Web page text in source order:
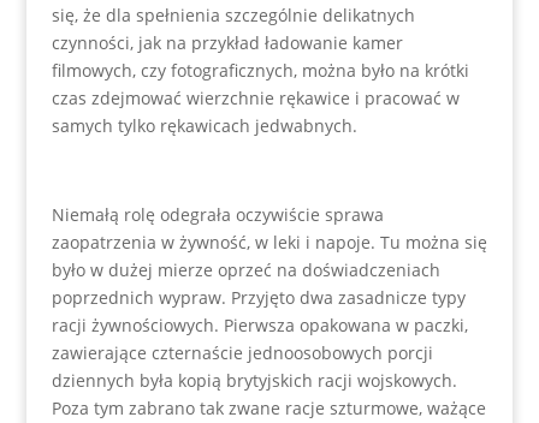
się, że dla spełnienia szczególnie delikatnych
czynności, jak na przykład ładowanie kamer
filmowych, czy fotograficznych, można było na krótki
czas zdejmować wierzchnie rękawice i pracować w
samych tylko rękawicach jedwabnych.
Niemałą rolę odegrała oczywiście sprawa
zaopatrzenia w żywność, w leki i napoje. Tu można się
było w dużej mierze oprzeć na doświadczeniach
poprzednich wypraw. Przyjęto dwa zasadnicze typy
racji żywnościowych. Pierwsza opakowana w paczki,
zawierające czternaście jednoosobowych porcji
dziennych była kopią brytyjskich racji wojskowych.
Poza tym zabrano tak zwane racje szturmowe, ważące